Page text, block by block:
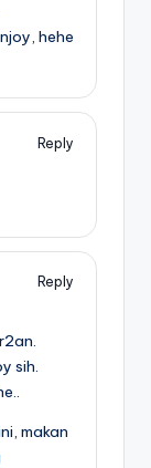
hehe
Reply
Reply
sih.
makan